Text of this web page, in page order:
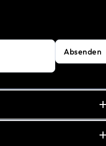
Absenden